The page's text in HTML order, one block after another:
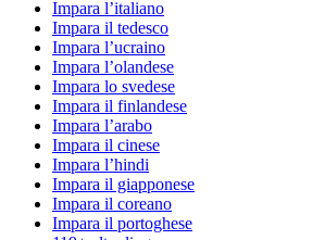
Impara l’italiano
Impara il tedesco
Impara l’ucraino
Impara l’olandese
Impara lo svedese
Impara il finlandese
Impara l’arabo
Impara il cinese
Impara l’hindi
Impara il giapponese
Impara il coreano
Impara il portoghese